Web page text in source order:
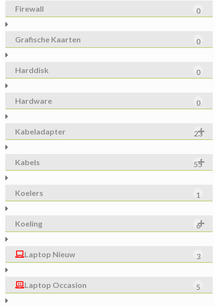
Firewall 0
Grafische Kaarten 0
Harddisk 0
Hardware 0
Kabeladapter 23
Kabels 55
Koelers 1
Koeling 6
Laptop Nieuw 3
Laptop Occasion 5